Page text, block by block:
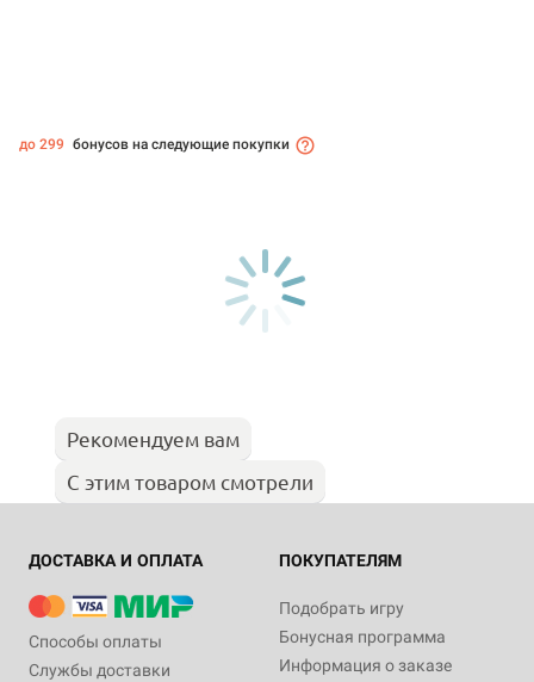
до 299 бонусов на следующие покупки
Рекомендуем вам
С этим товаром смотрели
ДОСТАВКА И ОПЛАТА
Способы оплаты
Службы доставки
ПОКУПАТЕЛЯМ
Подобрать игру
Бонусная программа
Информация о заказе